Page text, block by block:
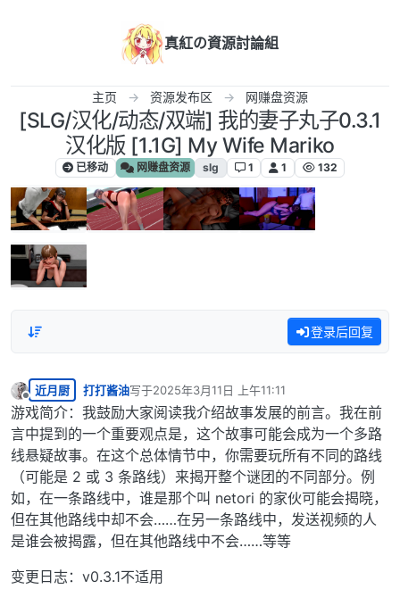
真紅の資源討論組
主页 资源发布区 网赚盘资源
[SLG/汉化/动态/双端] 我的妻子丸子0.3.1
汉化版 [1.1G] My Wife Mariko
已移动 网赚盘资源 slg 1 1 132
登录后回复
离线
近月厨 打打酱油写于2025年3月11日 上午11:11
最后由 编辑
游戏简介：我鼓励大家阅读我介绍故事发展的前言。我在前
言中提到的一个重要观点是，这个故事可能会成为一个多路
线悬疑故事。在这个总体情节中，你需要玩所有不同的路线
（可能是 2 或 3 条路线）来揭开整个谜团的不同部分。例
如，在一条路线中，谁是那个叫 netori 的家伙可能会揭晓，
但在其他路线中却不会……在另一条路线中，发送视频的人
是谁会被揭露，但在其他路线中不会……等等
变更日志：v0.3.1不适用